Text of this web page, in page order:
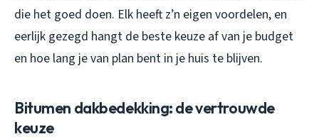
die het goed doen. Elk heeft z’n eigen voordelen, en
eerlijk gezegd hangt de beste keuze af van je budget
en hoe lang je van plan bent in je huis te blijven.
Bitumen dakbedekking: de vertrouwde
keuze